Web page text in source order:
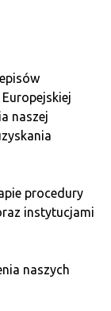
jednostki
WIĘCEJ
naszej
procedury
instytucjami
naszych